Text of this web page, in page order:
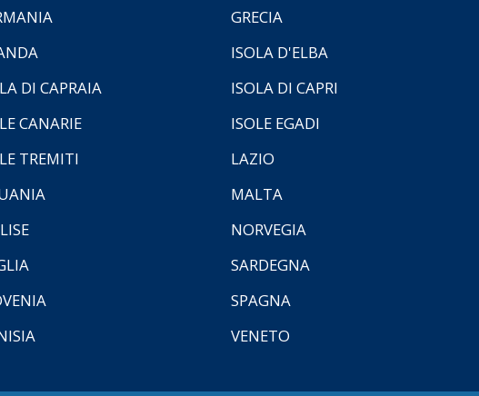
GRECIA
ISOLA D'ELBA
DI CAPRAIA ISOLA DI CAPRI
CANARIE ISOLE EGADI
TREMITI LAZIO
MALTA
NORVEGIA
SARDEGNA
SPAGNA
VENETO